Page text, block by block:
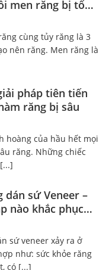
men răng bị tổn
cùng tủy răng là 3
nên răng. Men răng là
pháp tiên tiến
răng bị sâu
hoàng của hầu hết mọi
răng. Những chiếc
dán sứ Veneer –
nào khắc phục
sứ veneer xảy ra ở
như: sức khỏe răng
có [...]